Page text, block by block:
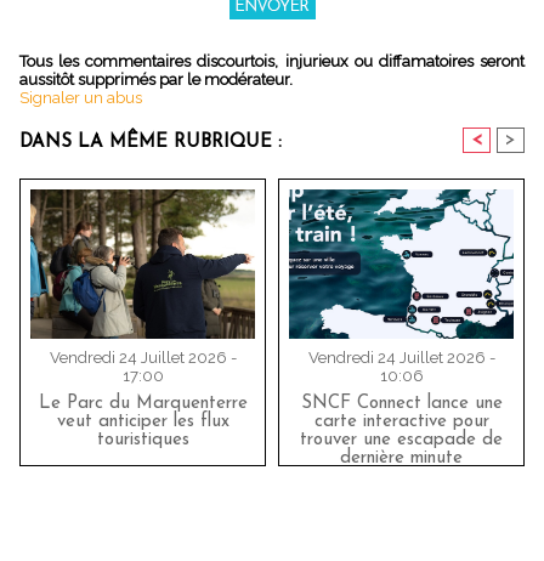
Tous les commentaires discourtois, injurieux ou diffamatoires seront
aussitôt supprimés par le modérateur.
Signaler un abus
DANS LA MÊME RUBRIQUE : < >
Vendredi 24 Juillet 2026 -
17:00
Le Parc du Marquenterre
veut anticiper les flux
touristiques
Vendredi 24 Juillet 2026 -
10:06
SNCF Connect lance une
carte interactive pour
trouver une escapade de
dernière minute